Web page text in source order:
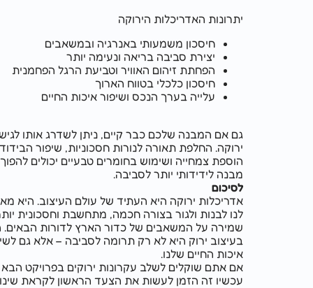
יתרונות האדריכלות הירוקה
חיסכון משמעותי באנרגיה ובמשאבים
יצירת סביבה בריאה ונעימה יותר
הפחתת זיהום האוויר וטביעת הרגל הפחמנית
חיסכון כלכלי בטווח הארוך
עלייה בערך הנכס ושיפור איכות החיים
גם אם המבנה שלכם כבר קיים, ניתן לשדרג אותו לגישה
ירוקה. החלפת תאורה לנורות חסכוניות, שיפור הבידוד התרמי,
הוספת צמחייה ושימוש בחומרים טבעיים יכולים להפוך כל
מבנה לידידותי יותר לסביבה.
אדריכלות ירוקה היא העתיד של עולם העיצוב. היא מאפשרת
לנו לבנות ולגור בצורה חכמה, מתחשבת וחסכונית יותר, תוך
שמירה על המשאבים של כדור הארץ לדורות הבאים. השקעה
בעיצוב ירוק היא לא רק תרומה לסביבה – אלא גם לשיפור
איכות החיים שלנו.
אם אתם שוקלים לשלב עקרונות ירוקים בפרויקט הבא שלכם,
עכשיו זה הזמן לעשות את הצעד הראשון לקראת שינוי חיובי